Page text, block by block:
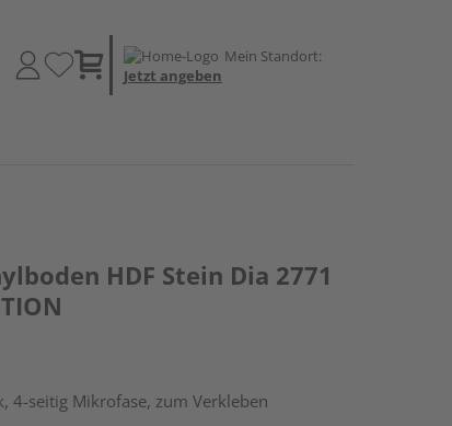
Mein Standort:
Jetzt angeben
HDF Stein Dia 2771
4-seitig Mikrofase, zum Verkleben